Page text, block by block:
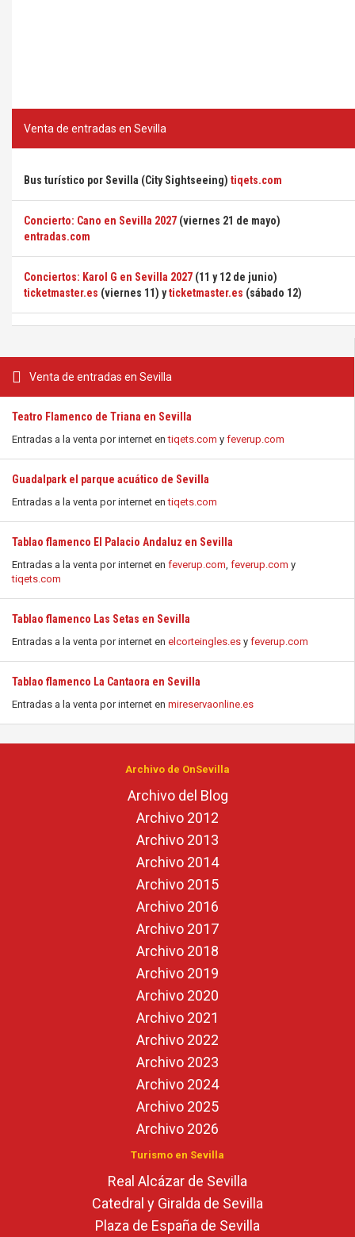
Venta de entradas en Sevilla
Teatro Flamenco de Triana en Sevilla
Entradas a la venta por internet entiqets.com y feverup.com
Guadalpark el parque acuático de Sevilla
Entradas a la venta por internet entiqets.com
Tablao flamenco El Palacio Andaluz en Sevilla
Entradas a la venta por internet en feverup.com, feverup.com y
tiqets.com
Tablao flamenco Las Setas en Sevilla
Entradas a la venta por internet en elcorteingles.es y feverup.com
Tablao flamenco La Cantaora en Sevilla
Entradas a la venta por internet en mireservaonline.es
Venta de entradas en Sevilla
Bus turístico por Sevilla (City Sightseeing) tiqets.com
Concierto: Cano en Sevilla 2027 (viernes 21 de mayo)
entradas.com
Conciertos: Karol G en Sevilla 2027 (11 y 12 de junio)
ticketmaster.es (viernes 11) yticketmaster.es (sábado 12)
Archivo de OnSevilla
Archivo del Blog
Archivo 2012
Archivo 2013
Archivo 2014
Archivo 2015
Archivo 2016
Archivo 2017
Archivo 2018
Archivo 2019
Archivo 2020
Archivo 2021
Archivo 2022
Archivo 2023
Archivo 2024
Archivo 2025
Archivo 2026
Turismo en Sevilla
Real Alcázar de Sevilla
Catedral y Giralda de Sevilla
Plaza de España de Sevilla